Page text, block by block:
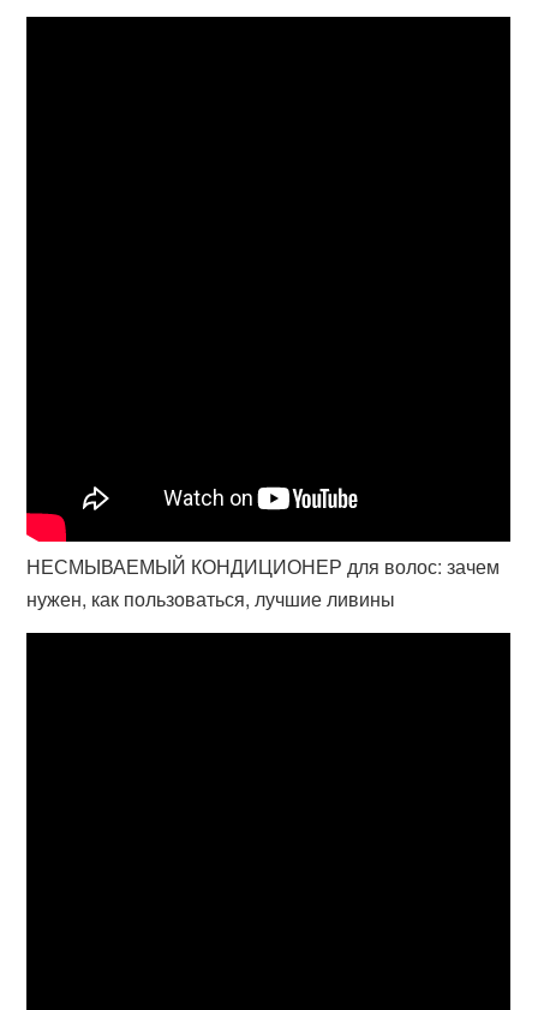
НЕСМЫВАЕМЫЙ КОНДИЦИОНЕР для волос: зачем
нужен, как пользоваться, лучшие ливины